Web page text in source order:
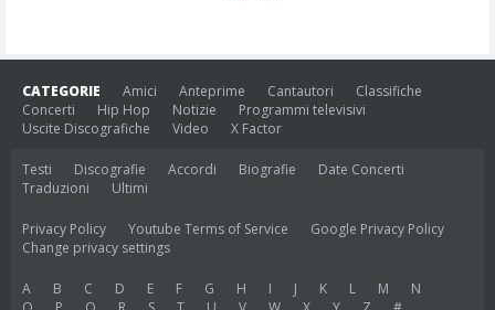
CATEGORIE Amici Anteprime Cantautori
Classifiche
Concerti
Hip Hop Notizie
Programmi televisivi
Uscite Discografiche
Video X Factor
Testi Discografie Accordi Biografie
Date Concerti
Traduzioni
Ultimi
Privacy Policy Youtube Terms of Service
Google Privacy Policy
Change privacy settings
A B C D E F G H I J K L M
N